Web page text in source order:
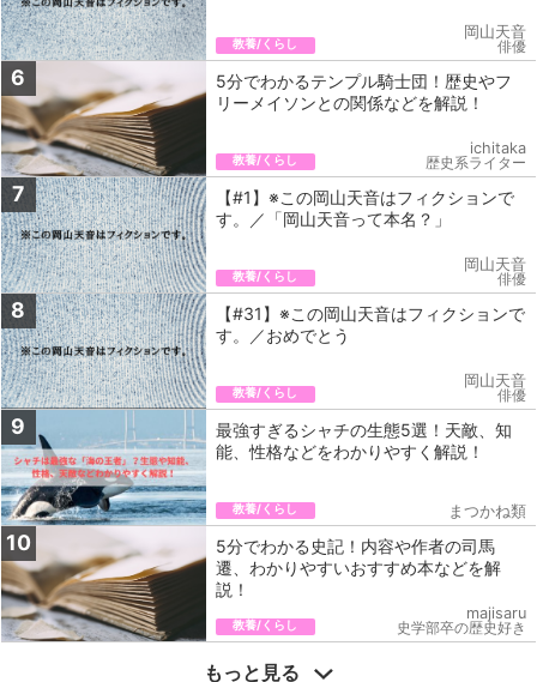
教養/くらし
岡山天音
俳優
6
5分でわかるテンプル騎士団！歴史やフ
リーメイソンとの関係などを解説！
教養/くらし
ichitaka
歴史系ライター
7
【#1】※この岡山天音はフィクションで
す。／「岡山天音って本名？」
教養/くらし
岡山天音
俳優
8
【#31】※この岡山天音はフィクションで
す。／おめでとう
教養/くらし
岡山天音
俳優
9
最強すぎるシャチの生態5選！天敵、知
能、性格などをわかりやすく解説！
教養/くらし まつかね類
10
5分でわかる史記！内容や作者の司馬
遷、わかりやすいおすすめ本などを解
説！
教養/くらし
majisaru
史学部卒の歴史好き
もっと見る